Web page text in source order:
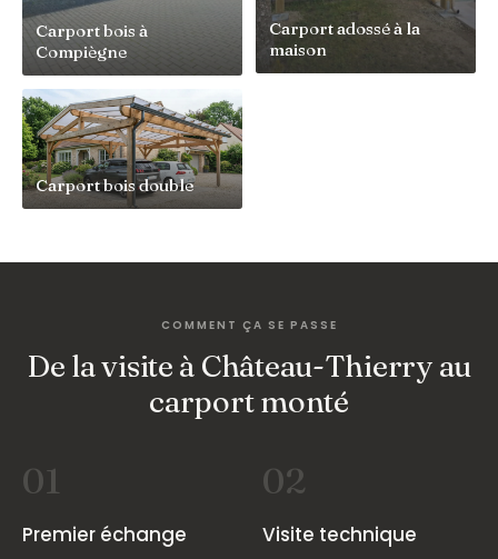
Carport bois à
Compiègne
Carport adossé à la
maison
Carport bois double
COMMENT ÇA SE PASSE
De la visite à Château-Thierry au
carport monté
01
Premier échange
02
Visite technique